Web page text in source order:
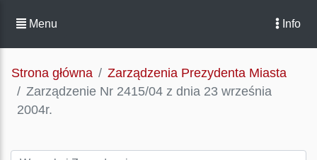
Menu Info
Strona główna
Zarządzenia Prezydenta Miasta
Zarządzenie Nr 2415/04 z dnia 23 września
2004r.